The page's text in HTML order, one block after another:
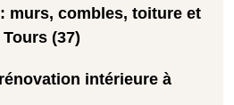
: murs, combles, toiture et
(37)
intérieure à